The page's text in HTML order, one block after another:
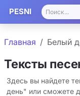
PESNI
Главная Белый
Тексты
Здесь вы найдете
день" или сможете